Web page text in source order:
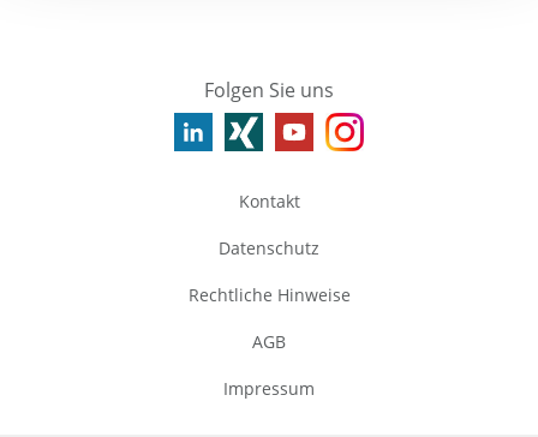
Folgen Sie uns
Kontakt
Datenschutz
Rechtliche Hinweise
AGB
Impressum